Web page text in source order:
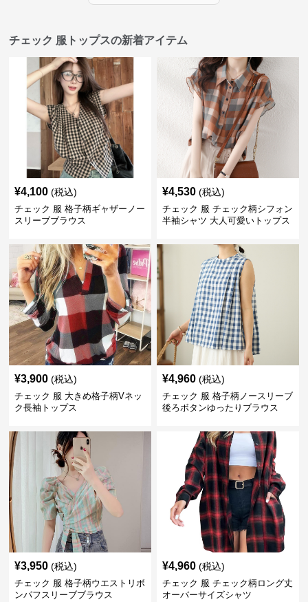
チェック 服トップスの新着アイテム
¥4,100 (税込)
チェック 服 格子柄ギャザーノー
スリーブブラウス
¥4,530 (税込)
チェック 服 チェック柄シフォン
半袖シャツ 大人可愛いトップス
¥3,900 (税込)
チェック 服 大きめ格子柄Vネッ
ク長袖トップス
¥4,960 (税込)
チェック 服 格子柄ノースリーブ
後ろボタンゆったりブラウス
¥3,950 (税込)
チェック 服 格子柄ウエストリボ
ンパフスリーブブラウス
¥4,960 (税込)
チェック 服 チェック柄ロング丈
オーバーサイズシャツ